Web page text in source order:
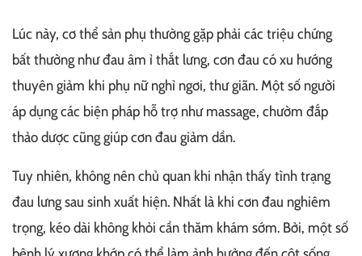
Lúc này, cơ thể sản phụ thường gặp phải các triệu chứng
bất thường như đau âm ỉ thắt lưng, cơn đau có xu hướng
thuyên giảm khi phụ nữ nghỉ ngơi, thư giãn. Một số người
áp dụng các biện pháp hỗ trợ như massage, chườm đắp
thảo dược cũng giúp cơn đau giảm dần.
Tuy nhiên, không nên chủ quan khi nhận thấy tình trạng
đau lưng sau sinh xuất hiện. Nhất là khi cơn đau nghiêm
trọng, kéo dài không khỏi cần thăm khám sớm. Bởi, một số